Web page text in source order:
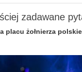
zadawane
placu żołnierza